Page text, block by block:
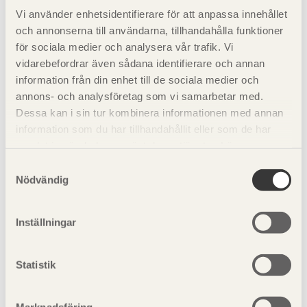
Vi använder enhetsidentifierare för att anpassa innehållet
och annonserna till användarna, tillhandahålla funktioner
för sociala medier och analysera vår trafik. Vi
vidarebefordrar även sådana identifierare och annan
information från din enhet till de sociala medier och
annons- och analysföretag som vi samarbetar med.
Dessa kan i sin tur kombinera informationen med annan
information som du har tillhandahållit eller som de har
Nödvändig
Inställningar
Statistik
vid samförbränning. Ytbehandlat och limmat trä som
förbränns i mindre biobränslepannor kan påverkas.
Se även
Regeringens webbplats